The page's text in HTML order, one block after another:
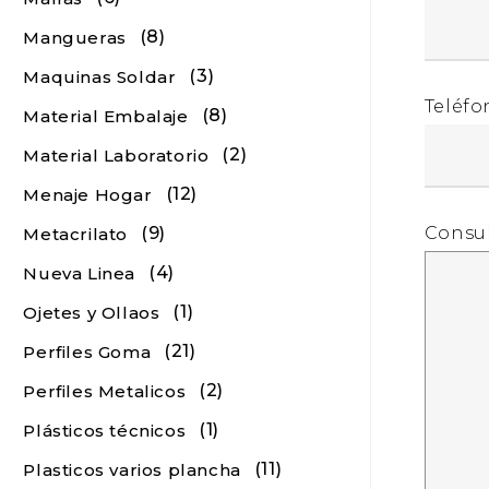
Mangueras
(8)
Maquinas Soldar
(3)
Material Embalaje
(8)
Material Laboratorio
(2)
Menaje Hogar
(12)
Metacrilato
(9)
Nueva Linea
(4)
Ojetes y Ollaos
(1)
Perfiles Goma
(21)
Perfiles Metalicos
(2)
Plásticos técnicos
(1)
Plasticos varios plancha
(11)